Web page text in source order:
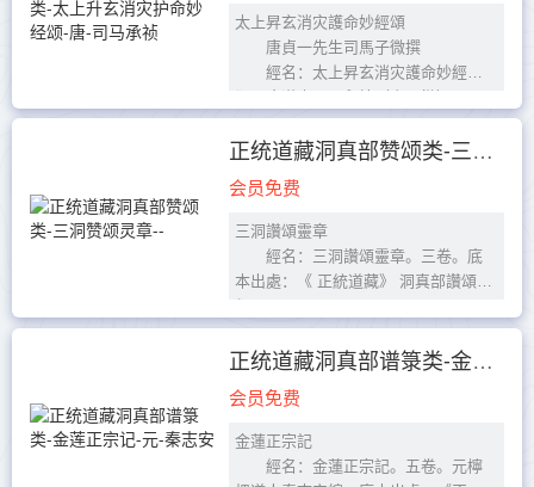
太上昇玄消灾護命妙經頌
唐貞一先生司馬子微撰
經名：太上昇玄消灾護命妙經撰
頌。唐道士司馬永禎（字子微）一
卷。底本出處：《正統道藏》洞真部
贊頌類。
正统道藏洞真部赞颂类-三洞赞颂灵章--
会员免费
三洞讚頌靈章
經名：三洞讚頌靈章。三卷。底
本出處：《 正統道藏》 洞真部讚頌
三洞讚頌靈章卷上
玉清惠命頌
帝。包含造化運陰...
正统道藏洞真部谱箓类-金莲正宗记-元-秦志安
会员免费
金蓮正宗記
經名：金蓮正宗記。五卷。元檸